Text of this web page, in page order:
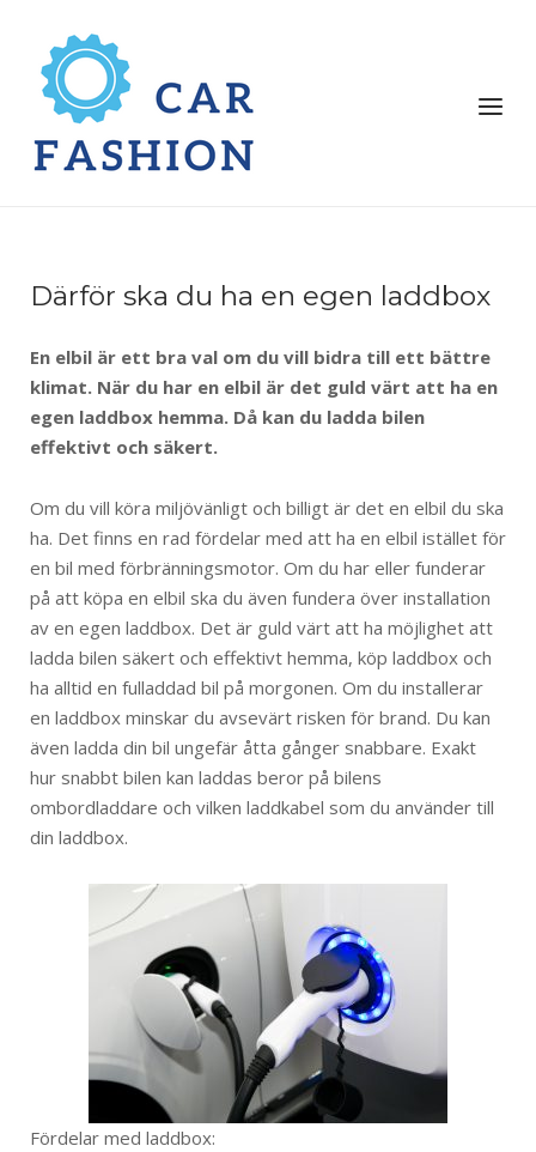
Därför ska du ha en egen laddbox
En elbil är ett bra val om du vill bidra till ett bättre
klimat. När du har en elbil är det guld värt att ha en
egen laddbox hemma. Då kan du ladda bilen
effektivt och säkert.
Om du vill köra miljövänligt och billigt är det en elbil du ska
ha. Det finns en rad fördelar med att ha en elbil istället för
en bil med förbränningsmotor. Om du har eller funderar
på att köpa en elbil ska du även fundera över installation
av en egen laddbox. Det är guld värt att ha möjlighet att
ladda bilen säkert och effektivt hemma, köp laddbox och
ha alltid en fulladdad bil på morgonen. Om du installerar
en laddbox minskar du avsevärt risken för brand. Du kan
även ladda din bil ungefär åtta gånger snabbare. Exakt
hur snabbt bilen kan laddas beror på bilens
ombordladdare och vilken laddkabel som du använder till
din laddbox.
Fördelar med laddbox: